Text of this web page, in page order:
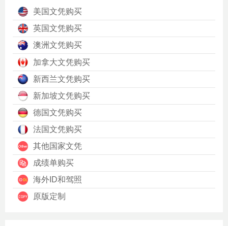
美国文凭购买
英国文凭购买
澳洲文凭购买
加拿大文凭购买
新西兰文凭购买
新加坡文凭购买
德国文凭购买
法国文凭购买
其他国家文凭
成绩单购买
海外ID和驾照
原版定制